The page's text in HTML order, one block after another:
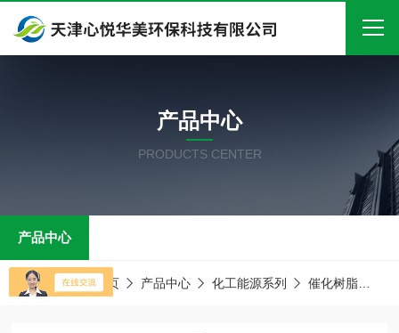
关于我们
产品中心
在线留言
产品中心
PRODUCTS CENTER
产品中心
当前位置：首页 产品中心 化工能源系列 催化树脂